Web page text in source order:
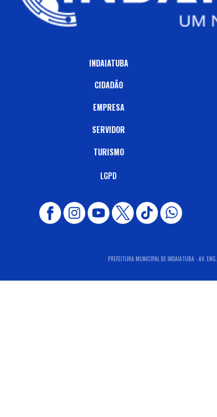
INDAIATUBA
CIDADÃO
EMPRESA
SERVIDOR
TURISMO
LGPD
PREFEITURA MUNICIPAL DE INDAIATUBA - AV.